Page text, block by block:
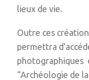
lieux de vie.
Outre ces
permettra
photographiques
“Archéologie de